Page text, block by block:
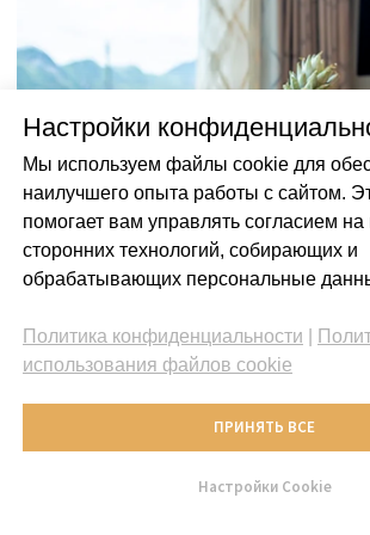
Настройки
Мы используем файлы cookie для
наилучшего опыта работы с сайтом.
помогает вам управлять согласием
сторонних технологий, собирающих и
обрабатывающих персональные
Политика конфиденциальности
использования файлов cookie
ПРИНЯТЬ ВСЕ
Настройки Cookie
максимальной функциональности для
активной жизни. Имея образование в
немецких университетских клиниках и
опыт исследований в Университетской
над улучшением стратегий
реабилитации. Доктор Цизльспергер
говорит на английском и немецком
языках.
30 min
Данные веб-
конференции
предоставляются после
ЗАПИСАТЬСЯ НА КОНСУЛЬТАЦИЮ